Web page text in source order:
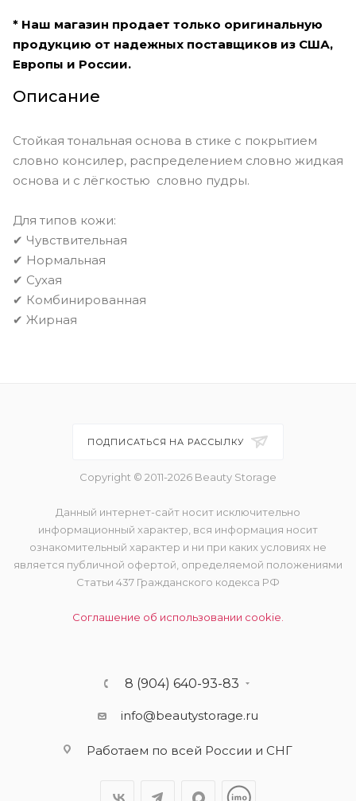
Espresso Golden
Golden Almond
Nude Porcelain Sable
Walnut
Warm Ivory
* Наш магазин продает только оригинальную
продукцию от надежных поставщиков из США,
Европы и России.
Описание
Стойкая тональная основа в стике с покрытием
словно консилер, распределением словно жидкая
основа и с лёгкостью словно пудры.
Для типов кожи:
✔ Чувствительная
✔ Нормальная
✔ Сухая
✔ Комбинированная
✔ Жирная
ПОДПИСАТЬСЯ НА РАССЫЛКУ
Copyright © 2011-2026 Beauty Storage
Данный интернет-сайт носит исключительно
информационный характер, вся информация носит
ознакомительный характер и ни при каких условиях не
является публичной офертой, определяемой положениями
Статьи 437 Гражданского кодекса РФ
Соглашение об использовании cookie.
8 (904) 640-93-83
info@beautystorage.ru
Работаем по всей России и СНГ